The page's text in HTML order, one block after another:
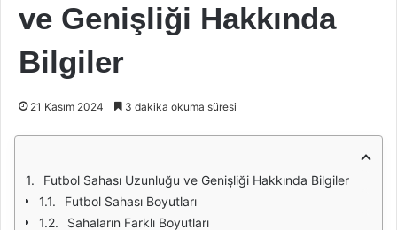
ve Genişliği Hakkında
Bilgiler
21 Kasım 2024 3 dakika okuma süresi
Futbol Sahası Uzunluğu ve Genişliği Hakkında Bilgiler
Futbol Sahası Boyutları
Sahaların Farklı Boyutları